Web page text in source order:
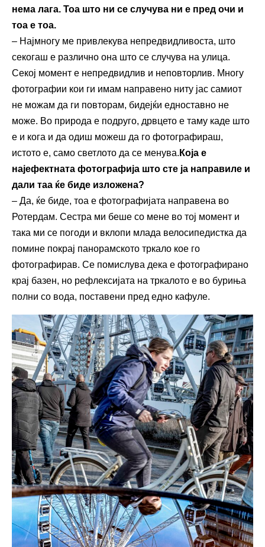
нема лага. Тоа што ни се случува ни е пред очи и
тоа е тоа.
– Најмногу ме привлекува непредвидливоста, што
секогаш е различно она што се случува на улица.
Секој момент е непредвидлив и неповторлив. Многу
фотографии кои ги имам направено ниту јас самиот
не можам да ги повторам, бидејќи едноставно не
може. Во природа е подруго, дрвцето е таму каде што
е и кога и да одиш можеш да го фотографираш,
истото е, само светлото да се менува. Која е
најефектната фотографија што сте ја направиле и
дали таа ќе биде изложена?
– Да, ќе биде, тоа е фотографијата направена во
Ротердам. Сестра ми беше со мене во тој момент и
така ми се погоди и вклопи млада велосипедистка да
помине покрај панорамското тркало кое го
фотографирав. Се помислува дека е фотографирано
крај базен, но рефлексијата на тркалото е во буриња
полни со вода, поставени пред едно кафуле.